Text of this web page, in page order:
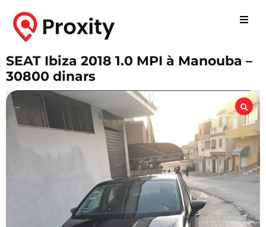
SEAT Ibiza 2018 1.0 MPI à Manouba –
30800 dinars